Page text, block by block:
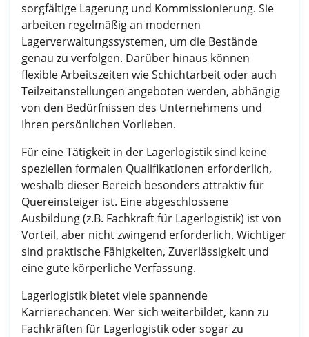
sorgfältige Lagerung und Kommissionierung. Sie
arbeiten regelmäßig an modernen
Lagerverwaltungssystemen, um die Bestände
genau zu verfolgen. Darüber hinaus können
flexible Arbeitszeiten wie Schichtarbeit oder auch
Teilzeitanstellungen angeboten werden, abhängig
von den Bedürfnissen des Unternehmens und
Ihren persönlichen Vorlieben.
Für eine Tätigkeit in der Lagerlogistik sind keine
speziellen formalen Qualifikationen erforderlich,
weshalb dieser Bereich besonders attraktiv für
Quereinsteiger ist. Eine abgeschlossene
Ausbildung (z.B. Fachkraft für Lagerlogistik) ist von
Vorteil, aber nicht zwingend erforderlich. Wichtiger
sind praktische Fähigkeiten, Zuverlässigkeit und
eine gute körperliche Verfassung.
Lagerlogistik bietet viele spannende
Karrierechancen. Wer sich weiterbildet, kann zu
Fachkräften für Lagerlogistik oder sogar zu